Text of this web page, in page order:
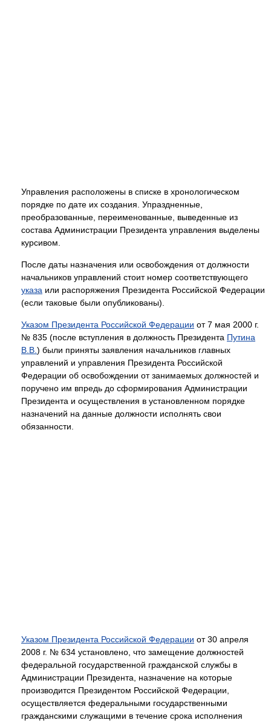
Управления расположены в списке в хронологическом
порядке по дате их создания. Упраздненные,
преобразованные, переименованные, выведенные из
состава Администрации Президента управления выделены
курсивом.
После даты назначения или освобождения от должности
начальников управлений стоит номер соответствующего
указа или распоряжения Президента Российской Федерации
(если таковые были опубликованы).
Указом Президента Российской Федерации от 7 мая 2000 г.
№ 835 (после вступления в должность Президента Путина
В.В. ) были приняты заявления начальников главных
управлений и управления Президента Российской
Федерации об освобождении от занимаемых должностей и
поручено им впредь до сформирования Администрации
Президента и осуществления в установленном порядке
назначений на данные должности исполнять свои
обязанности.
Указом Президента Российской Федерации от 30 апреля
2008 г. № 634 установлено, что замещение должностей
федеральной государственной гражданской службы в
Администрации Президента, назначение на которые
производится Президентом Российской Федерации,
осуществляется федеральными государственными
гражданскими служащими в течение срока исполнения